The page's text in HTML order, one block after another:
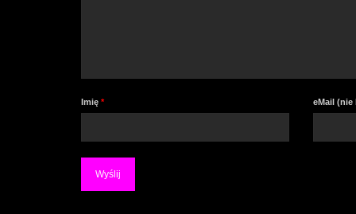
Imię * eMail